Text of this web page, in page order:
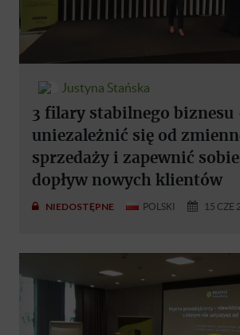
Justyna Stańska
3 filary stabilnego biznesu
uniezależnić się od
sprzedaży i zapewnić
dopływ nowych klientów
NIEDOSTĘPNE POLSKI 15 CZE